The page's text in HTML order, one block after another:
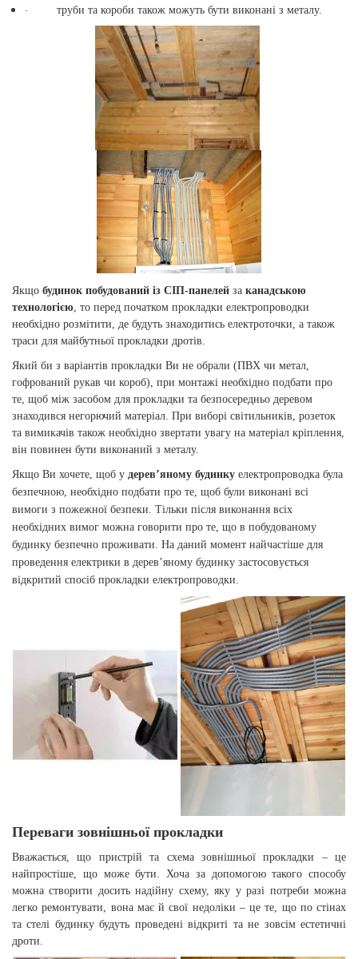
· труби та короби також можуть бути виконані з металу.
Якщо будинок побудований із СІП-панелей за канадською
технологією, то перед початком прокладки електропроводки
необхідно розмітити, де будуть знаходитись електроточки, а також
траси для майбутньої прокладки дротів.
Який би з варіантів прокладки Ви не обрали (ПВХ чи метал,
гофрований рукав чи короб), при монтажі необхідно подбати про
те, щоб між засобом для прокладки та безпосередньо деревом
знаходився негорючий матеріал. При виборі світильників, розеток
та вимикачів також необхідно звертати увагу на матеріал кріплення,
він повинен бути виконаний з металу.
Якщо Ви хочете, щоб у дерев’яному будинку електропроводка була
безпечною, необхідно подбати про те, щоб були виконані всі
вимоги з пожежної безпеки. Тільки після виконання всіх
необхідних вимог можна говорити про те, що в побудованому
будинку безпечно проживати. На даний момент найчастіше для
проведення електрики в дерев’яному будинку застосовується
відкритий спосіб прокладки електропроводки.
Переваги зовнішньої прокладки
Вважається, що пристрій та схема зовнішньої прокладки – це
найпростіше, що може бути. Хоча за допомогою такого способу
можна створити досить надійну схему, яку у разі потреби можна
легко ремонтувати, вона має й свої недоліки – це те, що по стінах
та стелі будинку будуть проведені відкриті та не зовсім естетичні
дроти.